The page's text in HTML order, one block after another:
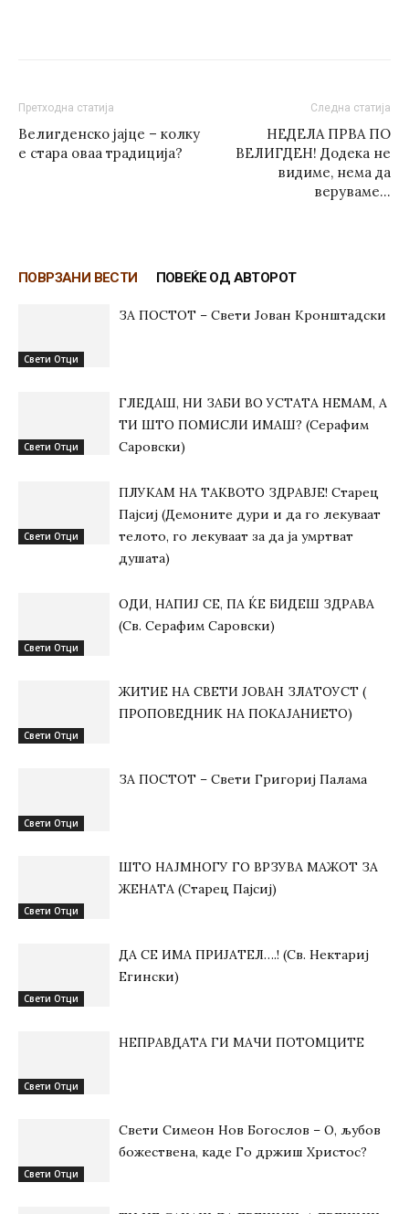
Претходна статија
Велигденско јајце – колку
е стара оваа традиција?
Следна статија
НЕДЕЛА ПРВА ПО
ВЕЛИГДЕН! Додека не
видиме, нема да
веруваме…
ПОВРЗАНИ ВЕСТИ ПОВЕЌЕ ОД АВТОРОТ
Свети Отци
ЗА ПОСТОТ – Свети Јован Кронштадски
Свети Отци
ГЛЕДАШ, НИ ЗАБИ ВО УСТАТА НЕМАМ, А
ТИ ШТО ПОМИСЛИ ИМАШ? (Серафим
Саровски)
Свети Отци
ПЛУКАМ НА ТАКВОТО ЗДРАВЈЕ! Старец
Пајсиј (Демоните дури и да го лекуваат
телото, го лекуваат за да ја умртват
душата)
Свети Отци
ОДИ, НАПИЈ СЕ, ПА ЌЕ БИДЕШ ЗДРАВА
(Св. Серафим Саровски)
Свети Отци
ЖИТИЕ НА СВЕТИ ЈОВАН ЗЛАТОУСТ (
ПРОПОВЕДНИК НА ПОКАЈАНИЕТО)
Свети Отци
ЗА ПОСТОТ – Свети Григориј Палама
Свети Отци
ШТО НАЈМНОГУ ГО ВРЗУВА МАЖОТ ЗА
ЖЕНАТА (Старец Пајсиј)
Свети Отци
ДА СЕ ИМА ПРИЈАТЕЛ….! (Св. Нектариј
Егински)
Свети Отци
НЕПРАВДАТА ГИ МАЧИ ПОТОМЦИТЕ
Свети Отци
Свети Симеон Нов Богослов – О, љубов
божествена, каде Го држиш Христос?